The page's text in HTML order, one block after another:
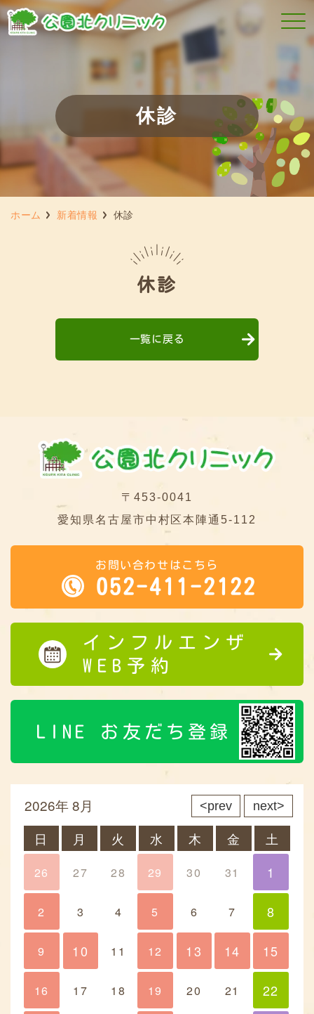
休診
ホーム 新着情報 休診
休診
一覧に戻る
〒453-0041
愛知県名古屋市中村区本陣通5-112
お問い合わせはこちら
052-411-2122
インフルエンザ
WEB予約
LINE お友だち登録
prev
2026年 8月 next
日 月 火 水 木 金 土
26 27 28 29 30 31 1
1
2 3 4 5 6 7 8
8
9 10 11 12 13 14 15
10 13 14 15
16 17 18 19 20 21 22
22